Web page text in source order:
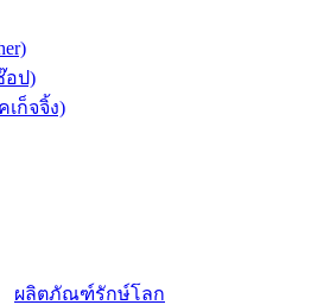
อป)
เก็จจิ้ง)
ผลิตภัณฑ์รักษ์โลก